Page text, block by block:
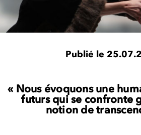
Publié le
« Nous évoquons une
futurs qui se confronte
notion de